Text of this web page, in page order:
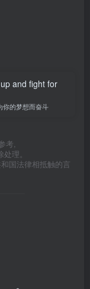
and fight for
你的梦想而奋斗
考,
理。
国法律相抵触的言